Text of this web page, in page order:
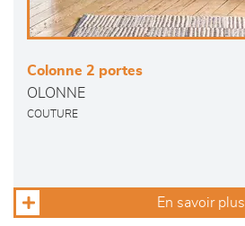
Colonne 2 portes
OLONNE
COUTURE
En savoir plus